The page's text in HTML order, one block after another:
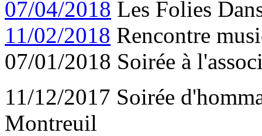
07/04/2018 Les Folies
11/02/2018 Rencontre
07/01/2018 Soirée à
11/12/2017 Soirée
Montreuil